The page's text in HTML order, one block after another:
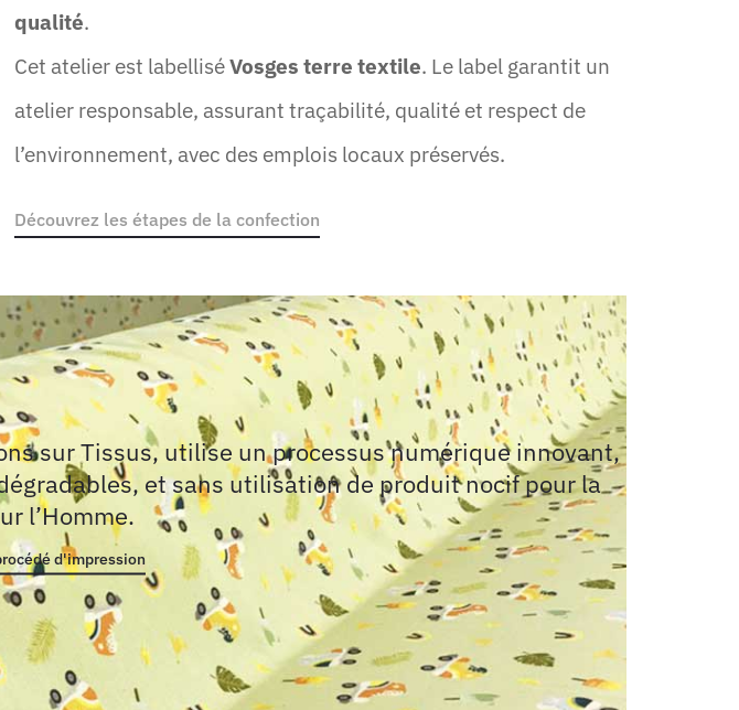
qualité.
Cet atelier est labelliséVosges terre textile. Le label garantit un
atelier responsable, assurant traçabilité, qualité et respect de
l’environnement, avec des emplois locaux préservés.
Découvrez les étapes de la confection
sur Tissus, utilise un processus numérique innovant,
et sans utilisation de produit nocif pour la
l’Homme.
d'impression